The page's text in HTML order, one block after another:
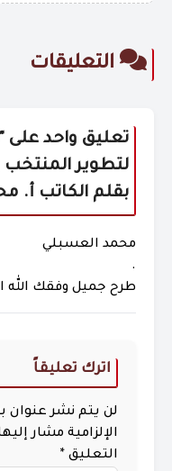
التعليقات
تعليق واحد على "
لتطوير المنتخب
بقلم الكاتب أ.
محمد العسبلي
.
طرح جميل وفقك الله
اترك تعليقاً
لن يتم نشر عنوان
الإلزامية مشار
التعليق *